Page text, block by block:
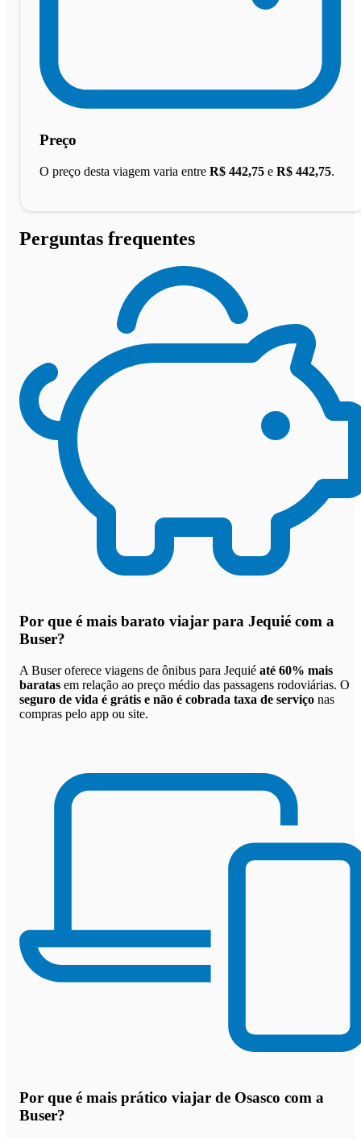
Preço
O preço desta viagem varia entre R$ 442,75 e R$ 442,75.
Perguntas frequentes
Por que é mais barato viajar para Jequié com a
Buser?
A Buser oferece viagens de ônibus para Jequié até 60% mais
baratas em relação ao preço médio das passagens rodoviárias. O
seguro de vida é grátis e não é cobrada taxa de serviço nas
compras pelo app ou site.
Por que é mais prático viajar de Osasco com a
Buser?